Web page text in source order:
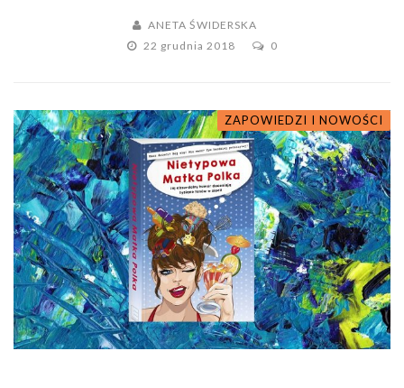
ANETA ŚWIDERSKA
22 grudnia 2018
0
ZAPOWIEDZI I NOWOŚCI